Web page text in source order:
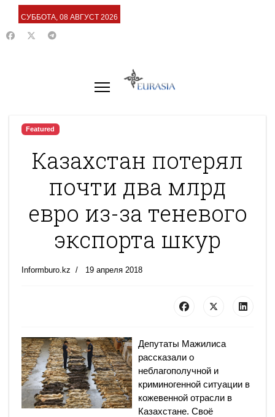
СУББОТА, 08 АВГУСТ 2026
Featured
Казахстан потерял
почти два млрд
евро из-за теневого
экспорта шкур
Informburo.kz 19 апреля 2018
Депутаты Мажилиса
рассказали о
неблагополучной и
криминогенной ситуации в
кожевенной отрасли в
Казахстане. Своё